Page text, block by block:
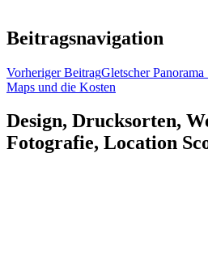
Beitragsnavigation
Vorheriger BeitragGletscher Panorama
Maps und die Kosten
Design, Drucksorten,
Fotografie, Location